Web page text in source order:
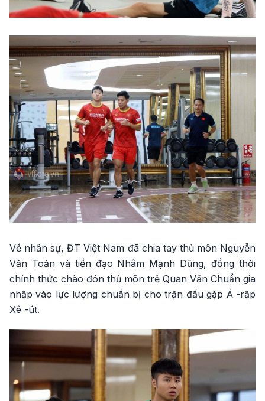
Về nhân sự, ĐT Việt Nam đã chia tay thủ môn Nguyễn
Văn Toản và tiền đạo Nhâm Mạnh Dũng, đồng thời
chính thức chào đón thủ môn trẻ Quan Văn Chuẩn gia
nhập vào lực lượng chuẩn bị cho trận đấu gặp Ả -rập
Xê -út.